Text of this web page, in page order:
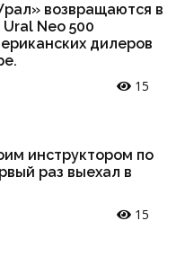
возвращаются в
Neo 500
дилеров
15
инструктором по
раз выехал в
15